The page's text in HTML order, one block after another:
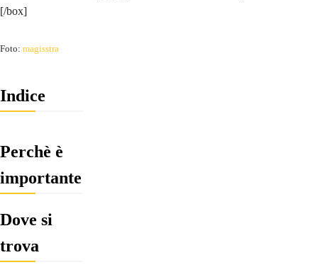
[/box]
Foto: magisstra
Indice
Perchè è
importante
Dove si
trova